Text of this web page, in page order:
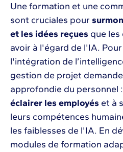
Une formation et une
sont cruciales pour
et les idées reçues que les
avoir à l'égard de l'IA.
l'intégration de
gestion de projet
approfondie du personnel
éclairer les employés et à
leurs compétences
les faiblesses de l'IA. En
modules de formation